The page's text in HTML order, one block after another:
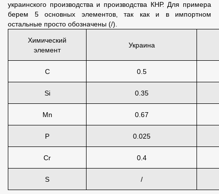
украинского производства и производства КНР. Для примера
берем 5 основных элементов, так как и в импортном
остальные просто обозначены (/).
Химический
элемент
Украина
C 0.5
Si 0.35
Mn 0.67
P 0.025
Cr 0.4
S /